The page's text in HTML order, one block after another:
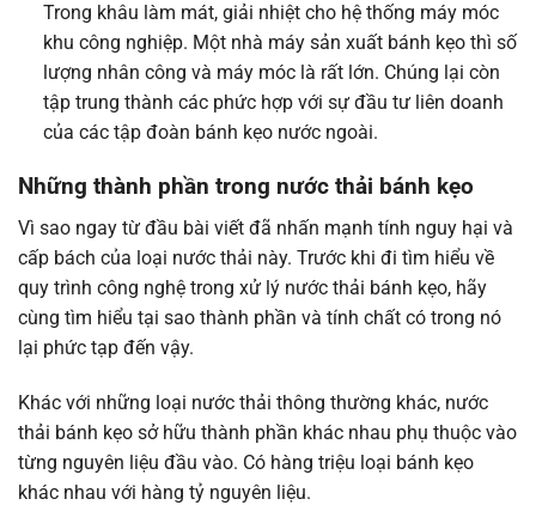
Trong khâu làm mát, giải nhiệt cho hệ thống máy móc
khu công nghiệp. Một nhà máy sản xuất bánh kẹo thì số
lượng nhân công và máy móc là rất lớn. Chúng lại còn
tập trung thành các phức hợp với sự đầu tư liên doanh
của các tập đoàn bánh kẹo nước ngoài.
Những thành phần trong nước thải bánh kẹo
Vì sao ngay từ đầu bài viết đã nhấn mạnh tính nguy hại và
cấp bách của loại nước thải này. Trước khi đi tìm hiểu về
quy trình công nghệ trong xử lý nước thải bánh kẹo, hãy
cùng tìm hiểu tại sao thành phần và tính chất có trong nó
lại phức tạp đến vậy.
Khác với những loại nước thải thông thường khác, nước
thải bánh kẹo sở hữu thành phần khác nhau phụ thuộc vào
từng nguyên liệu đầu vào. Có hàng triệu loại bánh kẹo
khác nhau với hàng tỷ nguyên liệu.